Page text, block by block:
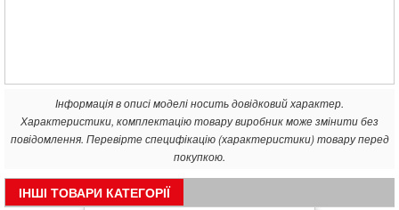
Інформація в описі моделі носить довідковий характер.
Характеристики, комплектацію товару виробник може змінити без
повідомлення. Перевірте специфікацію (характеристики) товару перед
покупкою.
ІНШІ ТОВАРИ КАТЕГОРІЇ